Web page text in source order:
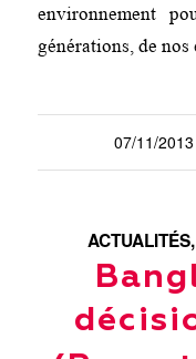
environnement
générations, de nos
07/11/2013
/
ACTUALITÉS,